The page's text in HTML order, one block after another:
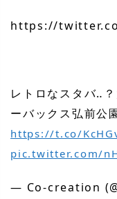
https://
レトロなスタバ‥
ーバックス弘前公
https://t.co/
pic.twitter.com/
— Co-creation